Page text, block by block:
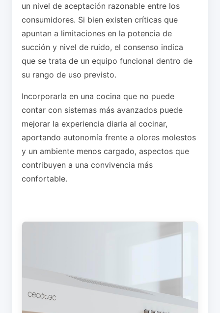
un nivel de aceptación razonable entre los
consumidores. Si bien existen críticas que
apuntan a limitaciones en la potencia de
succión y nivel de ruido, el consenso indica
que se trata de un equipo funcional dentro de
su rango de uso previsto.
Incorporarla en una cocina que no puede
contar con sistemas más avanzados puede
mejorar la experiencia diaria al cocinar,
aportando autonomía frente a olores molestos
y un ambiente menos cargado, aspectos que
contribuyen a una convivencia más
confortable.